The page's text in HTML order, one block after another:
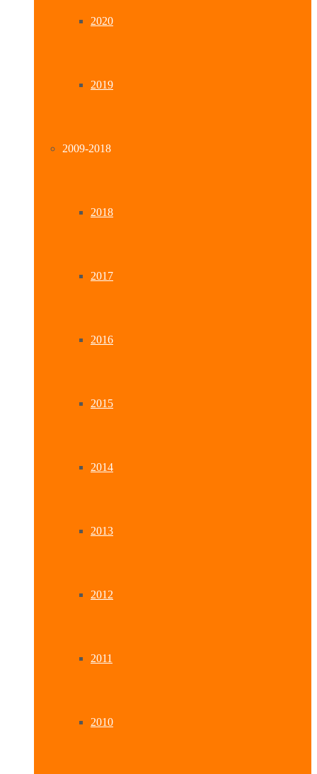
2020
2019
2009-2018
2018
2017
2016
2015
2014
2013
2012
2011
2010